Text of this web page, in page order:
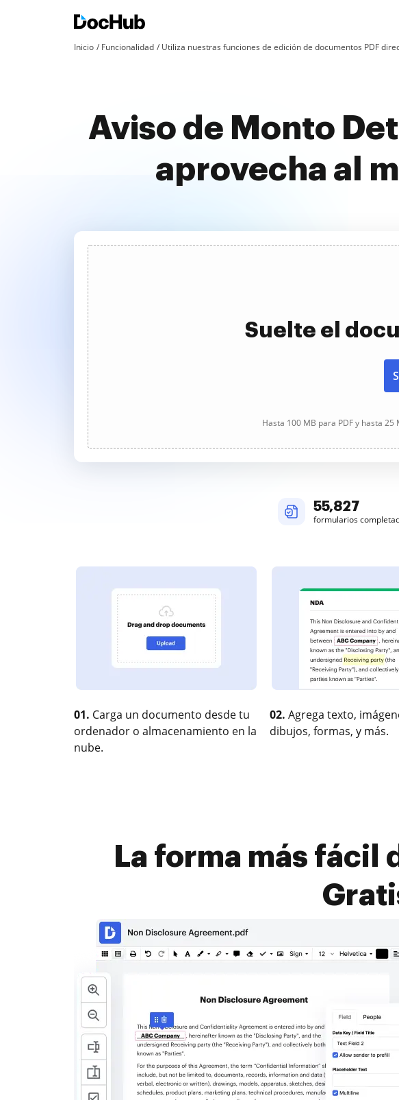
Inicio Funcionalidad Utiliza nuestras funciones de edición de documentos PDF
Aviso de Monto
aprovecha al
Suelte el
Hasta 100 MB para PDF y hasta 25
55,827
formularios
01. Carga un documento desde tu
ordenador o almacenamiento en la
nube.
02. Agrega texto,
dibujos, formas, y más.
La forma más fácil